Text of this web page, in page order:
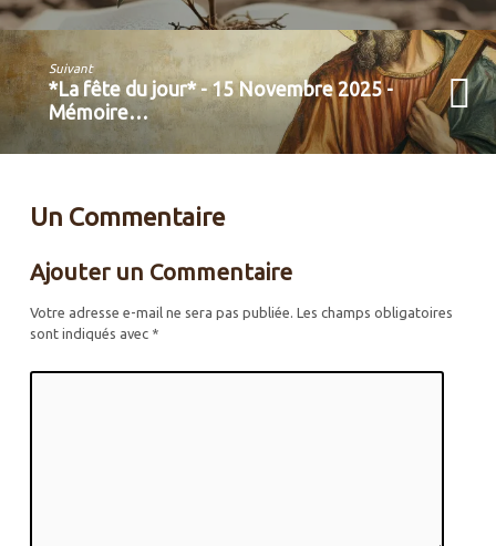
Suivant
*La fête du jour* - 15 Novembre 2025 -
Mémoire…
Un Commentaire
Ajouter un Commentaire
Votre adresse e-mail ne sera pas publiée. Les champs obligatoires
sont indiqués avec *